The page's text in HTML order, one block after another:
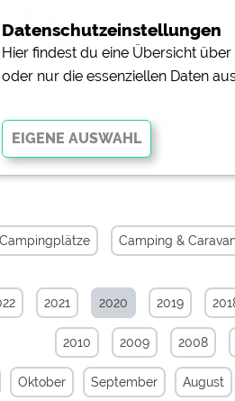
Archiv von
Campingplätze Camping &
2021 2020 2019
2010 2009 2008
Oktober September August
Datenschutzeinstellungen
Hier findest du eine Übersicht
oder nur die essenziellen Daten
der Website dringend erforderlich. Ohne
funktionieren
Externe Medien
YouTube (Videos von Campingplätzen)
Campingplatzvorschau (Vorschau der
Campingplätzen)
Google Maps (Kartensuche, Anfahrt usw.)